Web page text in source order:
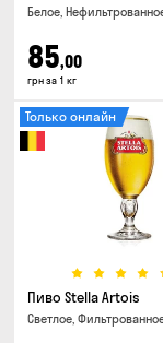
Белое,
85,00
грн за 1 кг
Только онлайн
Пиво Stella Artois
Светлое,